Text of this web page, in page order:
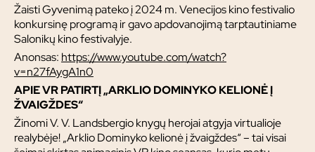
Žaisti Gyvenimą pateko į 2024 m. Venecijos kino festivalio
konkursinę programą ir gavo apdovanojimą tarptautiniame
Salonikų kino festivalyje.
Anonsas: https://www.youtube.com/watch?
v=n27fAygA1n0
APIE VR PATIRTĮ „ARKLIO DOMINYKO KELIONĖ Į
ŽVAIGŽDES“
Žinomi V. V. Landsbergio knygų herojai atgyja virtualioje
realybėje! „Arklio Dominyko kelionė į žvaigždes“ – tai visai